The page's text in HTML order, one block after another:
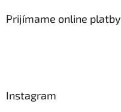
Prijímame online platby
Instagram